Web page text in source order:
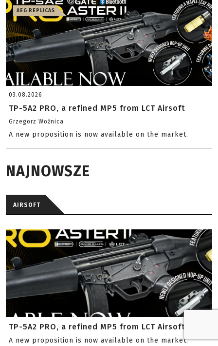
AEG REPLICAS
03.08.2026
TP-5A2 PRO, a refined MP5 from LCT Airsoft
Grzegorz Woźnica
A new proposition is now available on the market.
NAJNOWSZE
AIRSOFT
TP-5A2 PRO, a refined MP5 from LCT Airsoft
A new proposition is now available on the market.